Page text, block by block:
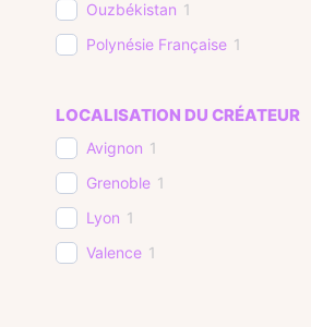
Ouzbékistan 1
Polynésie Française 1
LOCALISATION DU CRÉATEUR
Avignon 1
Grenoble 1
Lyon 1
Valence 1